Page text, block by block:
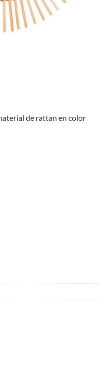
de rattan en color